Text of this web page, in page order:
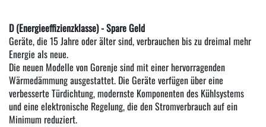
D (Energieeffizienzklasse) - Spare Geld
Geräte, die 15 Jahre oder älter sind, verbrauchen bis zu dreimal mehr
Energie als neue.
Die neuen Modelle von Gorenje sind mit einer hervorragenden
Wärmedämmung ausgestattet. Die Geräte verfügen über eine
verbesserte Türdichtung, modernste Komponenten des Kühlsystems
und eine elektronische Regelung, die den Stromverbrauch auf ein
Minimum reduziert.